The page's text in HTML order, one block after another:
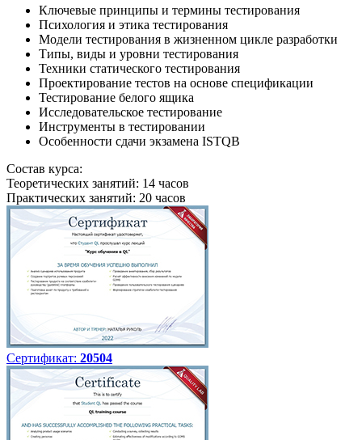
Ключевые принципы и термины тестирования
Психология и этика тестирования
Модели тестирования в жизненном цикле разработки
Типы, виды и уровни тестирования
Техники статического тестирования
Проектирование тестов на основе спецификации
Тестирование белого ящика
Исследовательское тестирование
Инструменты в тестировании
Особенности сдачи экзамена ISTQB
Состав курса:
Теоретических занятий: 14 часов
Практических занятий: 20 часов
Сертификат: 20504